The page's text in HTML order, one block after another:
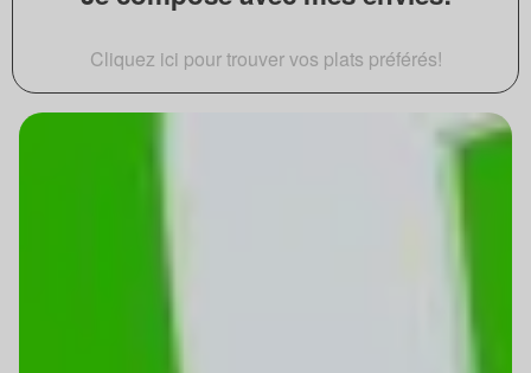
Cliquez ici pour trouver vos plats préférés!